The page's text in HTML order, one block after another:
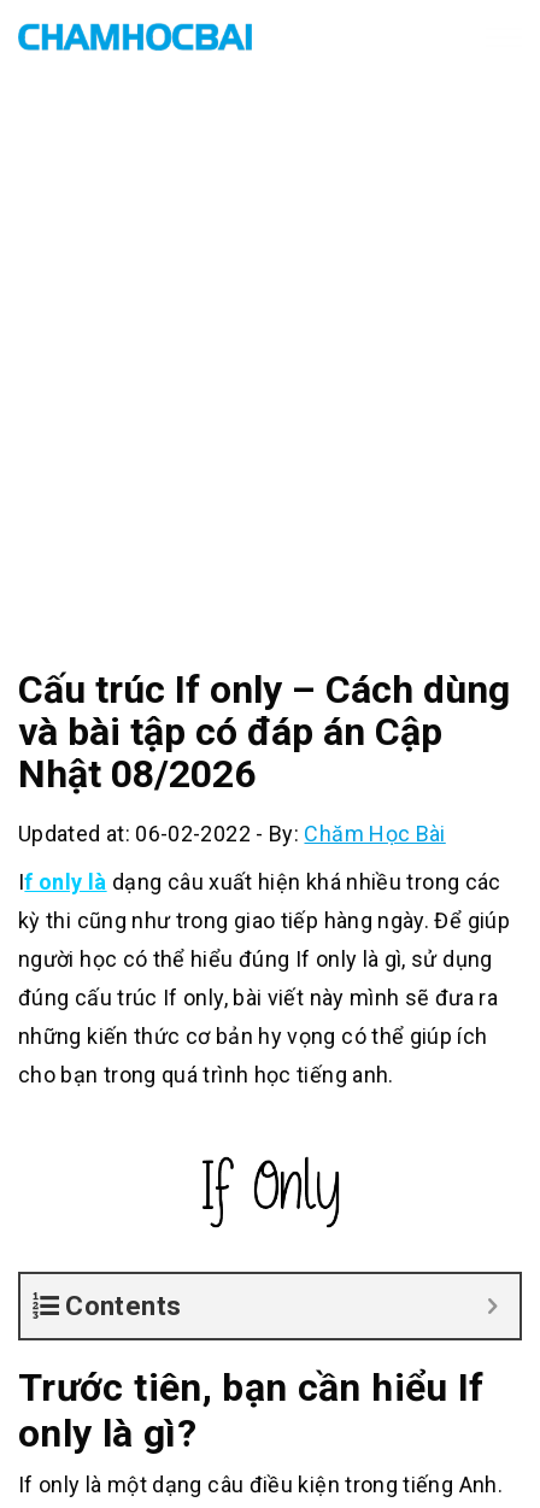
Cấu trúc If only – Cách dùng
và bài tập có đáp án Cập
Nhật 08/2026
Updated at: 06-02-2022 - By: Chăm Học Bài
If only là dạng câu xuất hiện khá nhiều trong các
kỳ thi cũng như trong giao tiếp hàng ngày. Để giúp
người học có thể hiểu đúng If only là gì, sử dụng
đúng cấu trúc If only, bài viết này mình sẽ đưa ra
những kiến thức cơ bản hy vọng có thể giúp ích
cho bạn trong quá trình học tiếng anh.
Contents
Trước tiên, bạn cần hiểu If
only là gì?
If only là một dạng câu điều kiện trong tiếng Anh.